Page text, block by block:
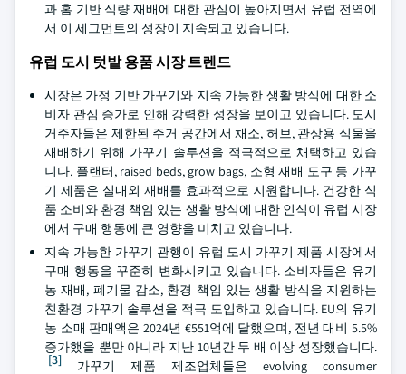
과 홈 기반 식량 재배에 대한 관심이 높아지면서 유럽 전역에
서 이 세그먼트의 성장이 지속되고 있습니다.
유럽 도시 텃밭 용품 시장 트렌드
시장은 가정 기반 가꾸기와 지속 가능한 생활 방식에 대한 소
비자 관심 증가로 인해 강력한 성장을 보이고 있습니다. 도시
거주자들은 제한된 주거 공간에서 채소, 허브, 관상용 식물을
재배하기 위해 가꾸기 솔루션을 적극적으로 채택하고 있습
니다. 플랜터, raised beds, grow bags, 소형 재배 도구 등 가꾸
기 제품은 실내외 재배를 효과적으로 지원합니다. 건강한 식
품 소비와 환경 책임 있는 생활 방식에 대한 인식이 유럽 시장
에서 구매 행동에 큰 영향을 미치고 있습니다.
지속 가능한 가꾸기 관행이 유럽 도시 가꾸기 제품 시장에서
구매 행동을 꾸준히 변화시키고 있습니다. 소비자들은 유기
농 재배, 폐기물 감소, 환경 책임 있는 생활 방식을 지원하는
친환경 가꾸기 솔루션을 적극 도입하고 있습니다. EU의 유기
농 소매 판매액은 2024년 €551억에 달했으며, 전년 대비 5.5%
증가했을 뿐만 아니라 지난 10년간 두 배 이상 성장했습니다.
[3] 가꾸기 제품 제조업체들은 evolving consumer